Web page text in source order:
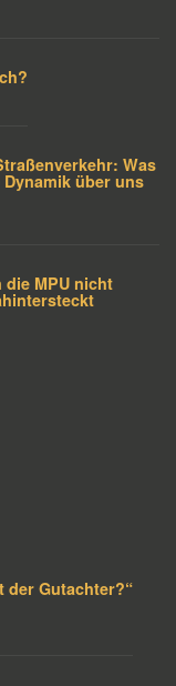
Was
über uns
die MPU nicht
der Gutachter?“